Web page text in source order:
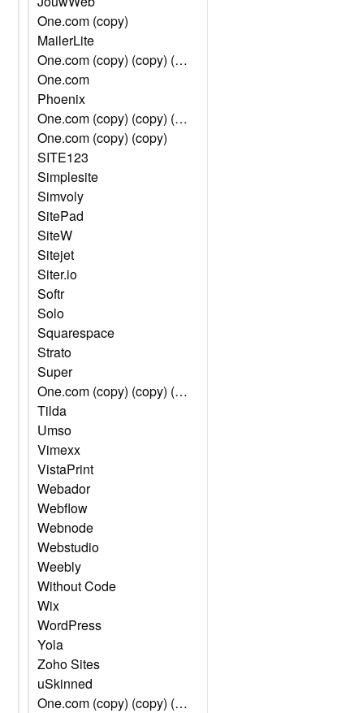
One.com (copy)
MailerLite
One.com (copy) (copy) (copy) (copy) (copy) (copy)
One.com
Phoenix
One.com (copy) (copy) (copy) (copy) (copy)
One.com (copy) (copy)
SITE123
Simplesite
Simvoly
SitePad
SiteW
Sitejet
Siter.io
Softr
Solo
Squarespace
Strato
Super
One.com (copy) (copy) (copy)
Tilda
Umso
Vimexx
VistaPrint
Webador
Webflow
Webnode
Webstudio
Weebly
Without Code
Wix
WordPress
Yola
Zoho Sites
uSkinned
One.com (copy) (copy) (copy)